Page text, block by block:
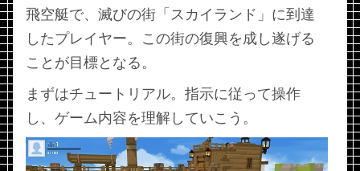
飛空艇で、滅びの街「スカイランド」に到達
したプレイヤー。この街の復興を成し遂げる
ことが目標となる。
まずはチュートリアル。指示に従って操作
し、ゲーム内容を理解していこう。